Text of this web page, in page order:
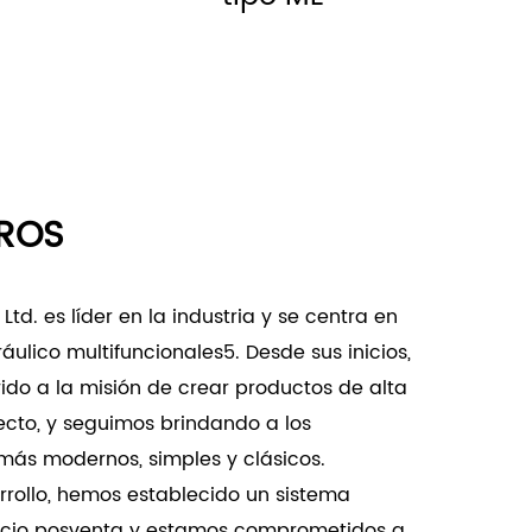
disponible en múltiples estilos y
para proteger puertas y ventanas
garantiza la seguridad de las familias y
características de seguridad.
moderno realza la estética general
a la perfección con la decoración
es líder en la industria y se centra en
multifuncionales5. Desde sus inicios,
a la misión de crear productos de alta
y seguimos brindando a los
modernos, simples y clásicos.
hemos establecido un sistema